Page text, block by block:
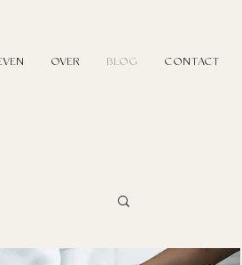
OVER BLOG CONTACT